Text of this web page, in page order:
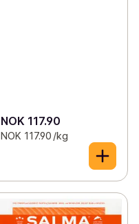
NOK 117.90
NOK 117.90 /kg